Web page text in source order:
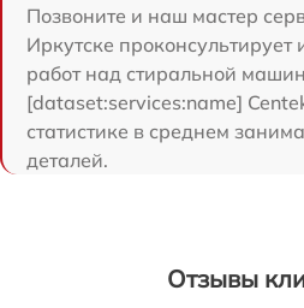
Позвоните и наш мастер
Иркутске проконсультирует
работ над стиральной
[dataset:services:name]
статистике в среднем
деталей.
Отзывы